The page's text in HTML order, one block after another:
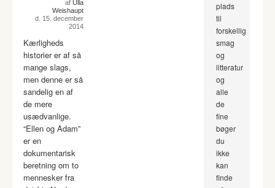
af Ulla
Weishaupt
d. 15. december
2014
Kærligheds
historier er af så
mange slags,
men denne er så
sandelig en af
de mere
usædvanlige.
“Ellen og Adam”
er en
dokumentarisk
beretning om to
mennesker fra
plads
til
forskellig
smag
og
litteratur
og
alle
de
fine
bøger
du
ikke
kan
finde